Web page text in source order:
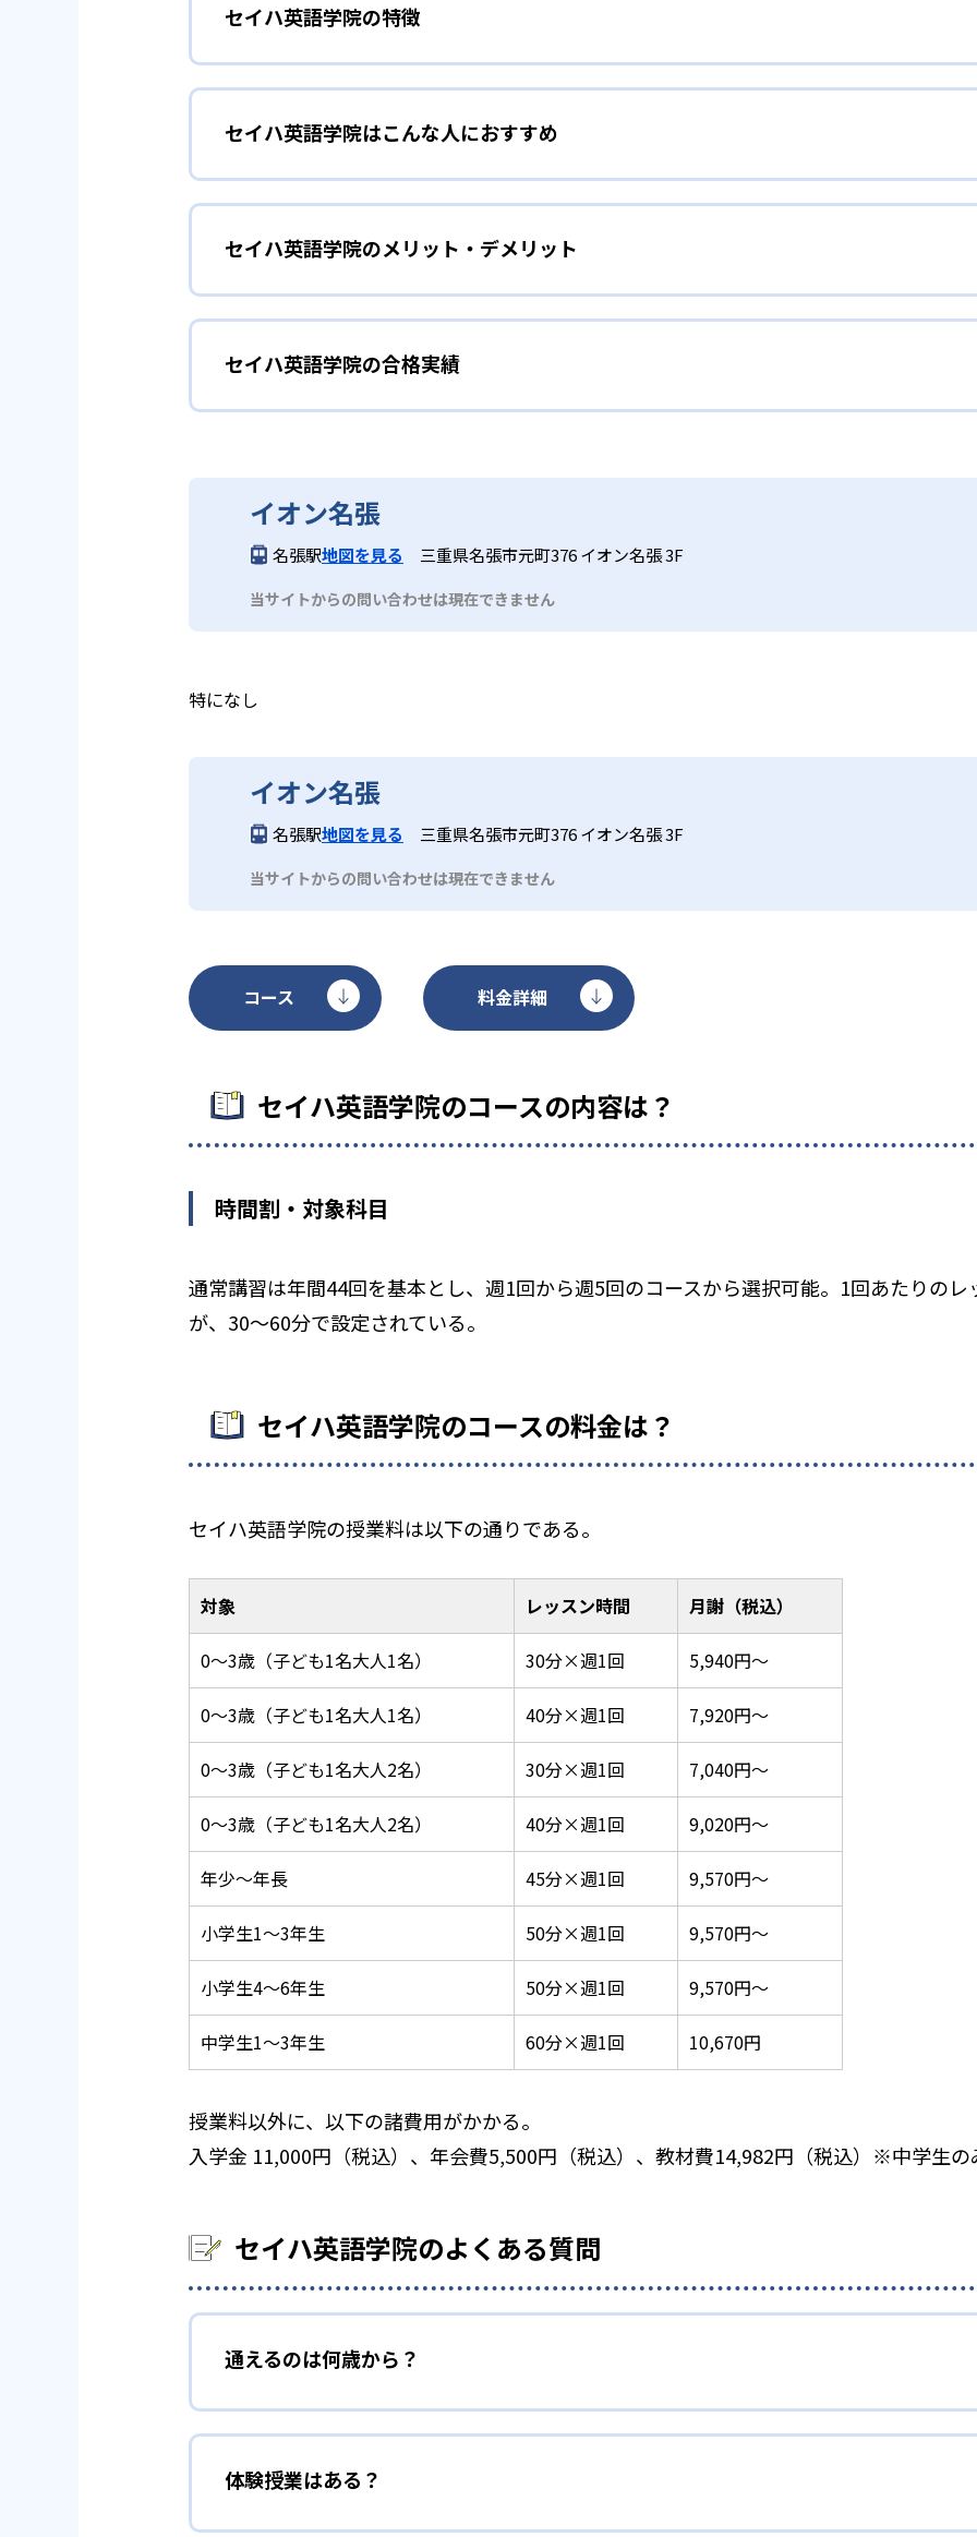
セイハ英語学院の特徴
1 日本人と外国人講師による2名体制
セイハ英語学院では、日本人講師と外国人講師がそれぞれの専門性を生かして同時に授業を担
での解説を通して子どもの理解をサポートし、外国人講師はネイティブの発音と実践的な会話
ーニングを取り入れ、子どもが主体的に英語を使う機会を多く設けている。2名体制により、
2 振替レッスン無料
急な予定や体調不良で欠席した場合は、無料で振替レッスンが受講可能。月単位の長期休学制
ンタイムで保護者に学習内容を報告し、家庭学習のサポート情報も提供する。
3 ショッピングセンター内に500以上の教室
全国500以上のショッピングセンター内に教室があるため、買い物のついでなどと通いやすい
ており、転校や引っ越しの際もスムーズに学習を継続できる。
セイハ英語学院はこんな人におすすめ
外国人講師によるフォニックス（アルファベットの文字を音声化する方法）中心のレッスンで
ートできる。親子で参加する0～3歳のハロークラブコースもあり、早期英語教育に興味がある
小学生 検定対策をしたい人
1～3年生で正しい発音と読解力を、4～6年生で読む・書く力を強化しながら英検Ⓡを受験した
セイハ英語学院のメリット・デメリット
セイハ英語学院は、日本人講師と外国人講師の2名体制で専門的な指導が受けられる。日本人
さず、全国500以上のショッピングセンター内に教室があるため通いやすい。
どんなデメリットがある?
レッスン時間や曜日が教室の営業時間やショッピングセンターの施設運営に依存するため、保
セイハ英語学院の合格実績
セイハ英語学院は合格実績を公式サイトで公開していない。
イオン名張
名張駅地図を見る 三重県名張市元町376 イオン名張 3F
当サイトからの問い合わせは現在できません
特になし
イオン名張
名張駅地図を見る 三重県名張市元町376 イオン名張 3F
当サイトからの問い合わせは現在できません
コース 料金詳細
セイハ英語学院のコースの内容は？
時間割・対象科目
通常講習は年間44回を基本とし、週1回から週5回のコースから選択可能。1回あたりの
が、30～60分で設定されている。
セイハ英語学院のコースの料金は？
セイハ英語学院の授業料は以下の通りである。
対象 レッスン時間 月謝（税込）
0～3歳（子ども1名大人1名） 30分×週1回 5,940円～
0～3歳（子ども1名大人1名） 40分×週1回 7,920円〜
0～3歳（子ども1名大人2名） 30分×週1回 7,040円〜
0～3歳（子ども1名大人2名） 40分×週1回 9,020円〜
年少～年長 45分×週1回 9,570円〜
小学生1～3年生 50分×週1回 9,570円〜
小学生4～6年生 50分×週1回 9,570円〜
中学生1～3年生 60分×週1回 10,670円
授業料以外に、以下の諸費用がかかる。
入学金 11,000円（税込）、年会費5,500円（税込）、教材費14,982円（税込）※中学生
セイハ英語学院のよくある質問
通えるのは何歳から？
体験授業はある？